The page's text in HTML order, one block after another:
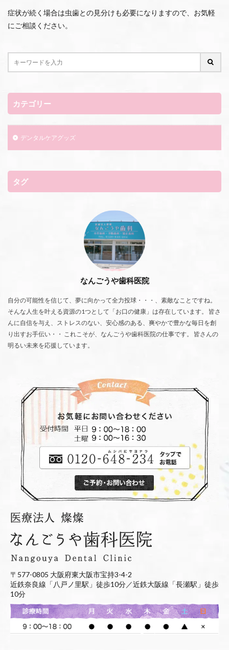
症状が続く場合は虫歯との見分けも必要になりますので、お気軽
にご相談ください。
カテゴリー
デンタルケアグッズ
タグ
なんごうや歯科医院
自分の可能性を信じて、夢に向かって全力投球・・・、素敵なことですね。
そんな人生を叶える資源の1つとして「お口の健康」は存在しています。 皆さ
んに自信を与え、ストレスのない、安心感のある、爽やかで豊かな毎日を創
り出すお手伝い・・ これこそが、なんごうや歯科医院の仕事です。 皆さんの
明るい未来を応援しています。
〒577-0805 大阪府東大阪市宝持3-4-2
近鉄奈良線「八戸ノ里駅」徒歩10分／近鉄大阪線「長瀬駅」徒歩
10分